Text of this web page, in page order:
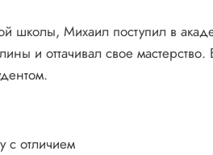
школы, Михаил поступил в
и оттачивал свое
с отличием